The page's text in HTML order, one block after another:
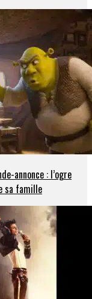
annonce : l’ogre
sa famille